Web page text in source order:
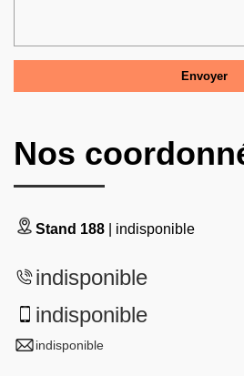
Nos
Stand 188 | indisponible
indisponible
indisponible
indisponible